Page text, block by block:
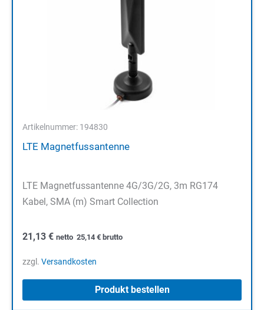
Artikelnummer: 194830
LTE Magnetfussantenne
LTE Magnetfussantenne 4G/3G/2G, 3m RG174
Kabel, SMA (m) Smart Collection
21,13 € netto 25,14 € brutto
zzgl. Versandkosten
Produkt bestellen